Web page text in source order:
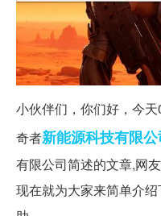
小伙伴们，你们好，今
奇者新能源科技有限公
有限公司简述的文章,网
现在就为大家来简单介